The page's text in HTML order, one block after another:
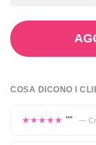
COSA DICONO I
★★★★★ "" —